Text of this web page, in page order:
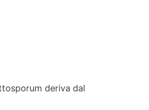
deriva dal